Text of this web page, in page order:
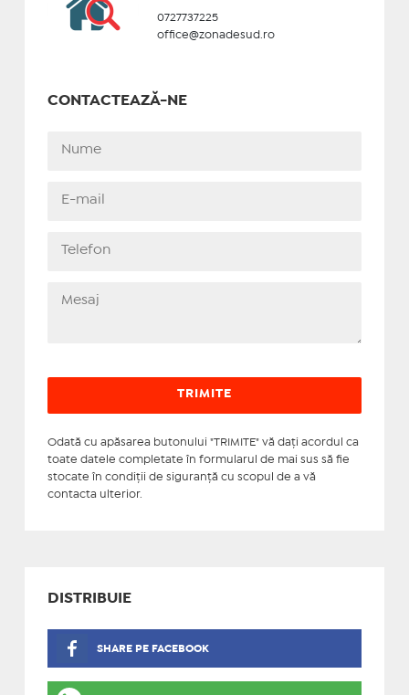
0727737225
office@zonadesud.ro
CONTACTEAZĂ-NE
Odată cu apăsarea butonului "TRIMITE" vă daţi acordul ca
toate datele completate în formularul de mai sus să fie
stocate în condiţii de siguranţă cu scopul de a vă
contacta ulterior.
DISTRIBUIE
SHARE PE FACEBOOK